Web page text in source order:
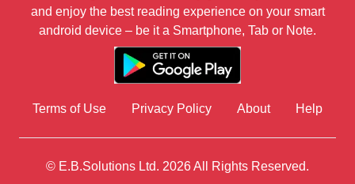
and enjoy the best reading experience on your smart
android device – be it a Smartphone, Tab or Note.
Terms of Use Privacy Policy About Help
© E.B.Solutions Ltd. 2026All Rights Reserved.